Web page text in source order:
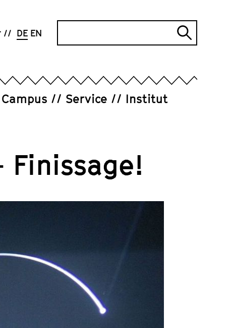
DE EN
Suche
Campus Service Institut
Finissage!